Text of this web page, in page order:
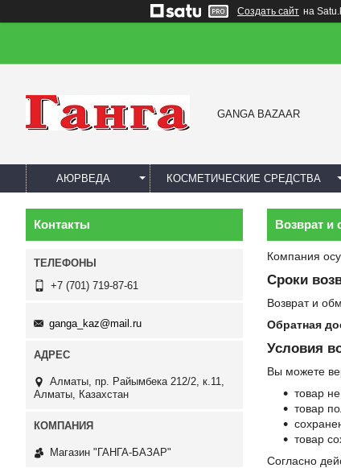
Создать сайт на
GANGA BAZAAR
АЮРВЕДА КОСМЕТИЧЕСКИЕ СРЕДСТВА
Возврат и
Компания
Сроки
Возврат и
Обратная
Условия
Вы можете
товар
товар
товар
Согласно
Контакты
+7 (701) 719-87-61
ganga_kaz@mail.ru
Алматы, пр. Райымбека 212/2, к.11,
Алматы, Казахстан
Магазин "ГАНГА-БАЗАР"